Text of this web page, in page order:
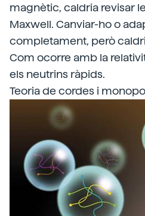
magnètic, caldria revisar
Maxwell. Canviar-ho o
completament, però
Com ocorre amb la
els neutrins ràpids.
Teoria de cordes i